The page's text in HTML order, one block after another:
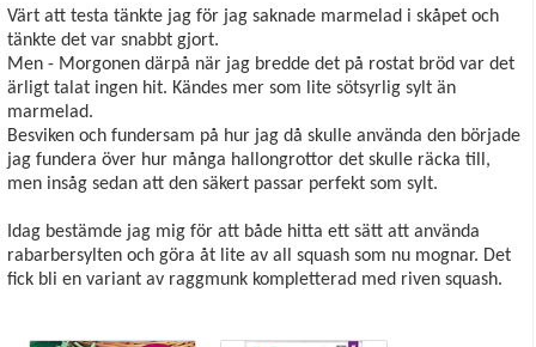
Värt att testa tänkte jag för jag saknade marmelad i skåpet och
tänkte det var snabbt gjort.
Men - Morgonen därpå när jag bredde det på rostat bröd var det
ärligt talat ingen hit. Kändes mer som lite sötsyrlig sylt än
marmelad.
Besviken och fundersam på hur jag då skulle använda den började
jag fundera över hur många hallongrottor det skulle räcka till,
men insåg sedan att den säkert passar perfekt som sylt.
Idag bestämde jag mig för att både hitta ett sätt att använda
rabarbersylten och göra åt lite av all squash som nu mognar. Det
fick bli en variant av raggmunk kompletterad med riven squash.